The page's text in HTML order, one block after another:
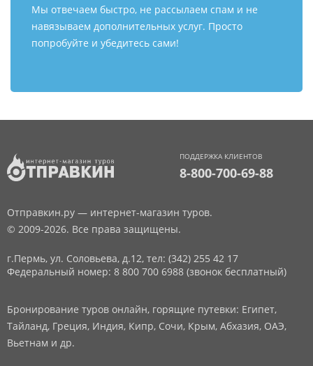
Мы отвечаем быстро, не рассылаем спам и не
навязываем дополнительных услуг. Просто
попробуйте и убедитесь сами!
ПОДДЕРЖКА КЛИЕНТОВ
8-800-700-69-88
Отправкин.ру — интернет-магазин туров.
© 2009-2026. Все права защищены.
г.Пермь, ул. Соловьева, д.12, тел: (342) 255 42 17
Федеральный номер: 8 800 700 6988 (звонок бесплатный)
Бронирование туров онлайн, горящие путевки: Египет,
Тайланд, Греция, Индия, Кипр, Сочи, Крым, Абхазия, ОАЭ,
Вьетнам и др.